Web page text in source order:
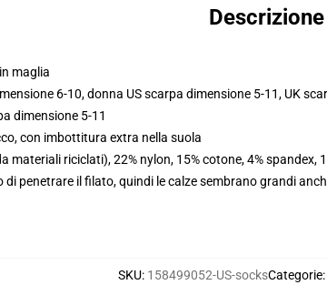
Descrizione
maglia
6-10, donna US scarpa dimensione 5-11, UK
dimensione 5-11
con imbottitura extra nella suola
materiali riciclati), 22% nylon, 15% cotone, 4% spandex,
penetrare il filato, quindi le calze sembrano grandi
SKU: 158499052-US-socksCategorie: